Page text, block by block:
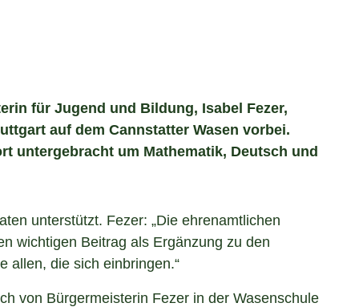
für Jugend und Bildung, Isabel Fezer,
auf dem Cannstatter Wasen vorbei.
untergebracht um Mathematik, Deutsch und
unterstützt. Fezer: „Die ehrenamtlichen
wichtigen Beitrag als Ergänzung zu den
allen, die sich einbringen.“
von Bürgermeisterin Fezer in der Wasenschule